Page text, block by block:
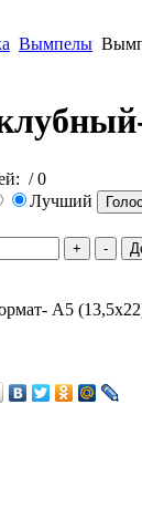
Вымпелы
/ 0
Лучший
А5